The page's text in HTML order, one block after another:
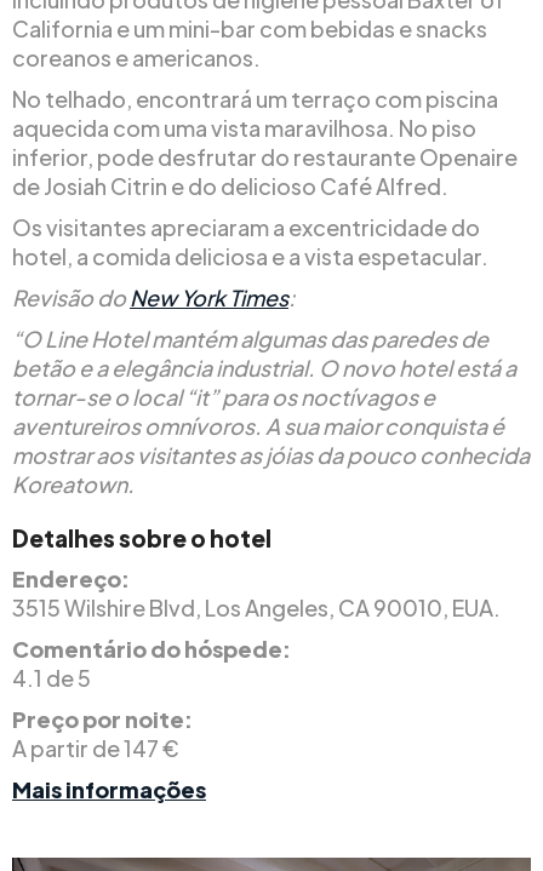
California e um mini-bar com bebidas e snacks
coreanos e americanos.
No telhado, encontrará um terraço com piscina
aquecida com uma vista maravilhosa. No piso
inferior, pode desfrutar do restaurante Openaire
de Josiah Citrin e do delicioso Café Alfred.
Os visitantes apreciaram a excentricidade do
hotel, a comida deliciosa e a vista espetacular.
Revisão doNew York Times:
“O Line Hotel mantém algumas das paredes de
betão e a elegância industrial. O novo hotel está a
tornar-se o local “it” para os noctívagos e
aventureiros omnívoros. A sua maior conquista é
mostrar aos visitantes as jóias da pouco conhecida
Koreatown.
Detalhes sobre o hotel
Endereço:
3515 Wilshire Blvd, Los Angeles, CA 90010, EUA.
Comentário do hóspede:
4.1 de 5
Preço por noite:
A partir de 147 €
Mais informações